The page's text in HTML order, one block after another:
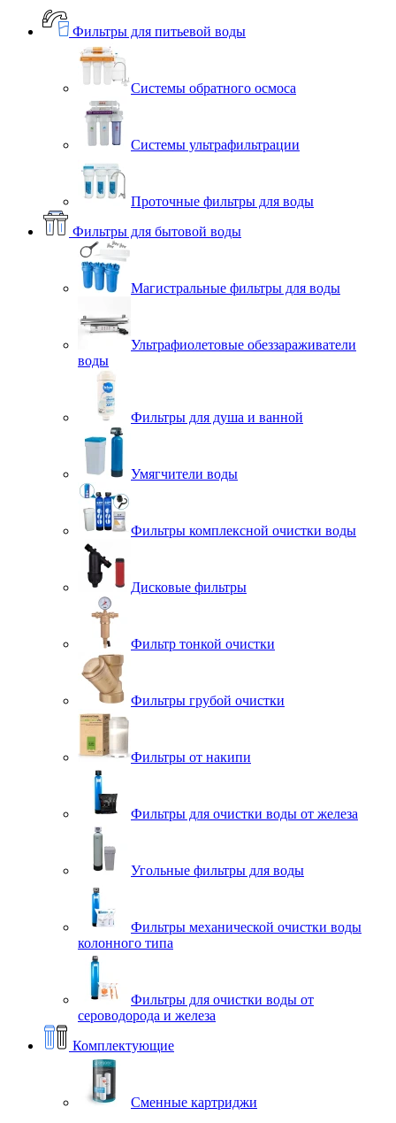
Фильтры для питьевой воды
Системы обратного осмоса
Системы ультрафильтрации
Проточные фильтры для воды
Фильтры для бытовой воды
Магистральные фильтры для воды
Ультрафиолетовые обеззараживатели
воды
Фильтры для душа и ванной
Умягчители воды
Фильтры комплексной очистки воды
Дисковые фильтры
Фильтр тонкой очистки
Фильтры грубой очистки
Фильтры от накипи
Фильтры для очистки воды от железа
Угольные фильтры для воды
Фильтры механической очистки воды
колонного типа
Фильтры для очистки воды от
сероводорода и железа
Комплектующие
Сменные картриджи